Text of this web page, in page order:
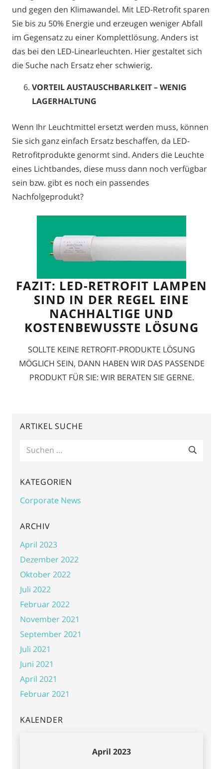
und gegen den Klimawandel. Mit LED-Retrofit sparen
Sie bis zu 50% Energie und erzeugen weniger Abfall
im Gegensatz zu einer Komplettlösung. Anders ist
das bei den LED-Linearleuchten. Hier gestaltet sich
die Suche nach Ersatz eher schwierig.
VORTEIL AUSTAUSCHBARLKEIT – WENIG
LAGERHALTUNG
Wenn Ihr Leuchtmittel ersetzt werden muss, können
Sie sich ganz einfach Ersatz beschaffen, da LED-
Retrofitprodukte genormt sind. Anders die Leuchte
eines Lichtbandes, diese muss dann noch verfügbar
sein bzw. gibt es noch ein passendes
Nachfolgeprodukt?
FAZIT: LED-RETROFIT LAMPEN
SIND IN DER REGEL EINE
NACHHALTIGE UND
KOSTENBEWUSSTE LÖSUNG
SOLLTE KEINE RETROFIT-PRODUKTE LÖSUNG
MÖGLICH SEIN, DANN HABEN WIR DAS PASSENDE
PRODUKT FÜR SIE: WIR BERATEN SIE GERNE.
ARTIKEL SUCHE
Suchen
KATEGORIEN
Corporate News
ARCHIV
April 2023
Dezember 2022
Oktober 2022
Juli 2022
Februar 2022
November 2021
September 2021
Juli 2021
Juni 2021
April 2021
Februar 2021
KALENDER
April 2023